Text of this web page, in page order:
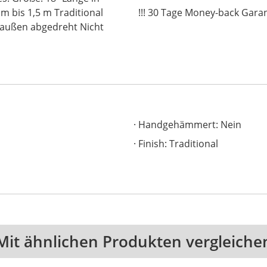
bis 1,5 m Traditional
abgedreht Nicht
!!! 30 Tage Money-back
Handgehämmert: Nein
Finish: Traditional
ähnlichen Produkten